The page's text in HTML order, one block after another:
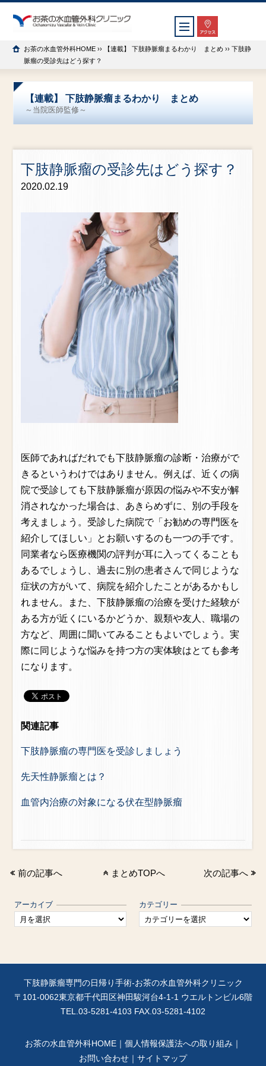
お茶の水血管外科HOME ›› 【連載】 下肢静脈瘤まるわかり まとめ ›› 下肢静
脈瘤の受診先はどう探す？
【連載】 下肢静脈瘤まるわかり まとめ
～当院医師監修～
下肢静脈瘤の受診先はどう探す？
2020.02.19
医師であればだれでも下肢静脈瘤の診断・治療がで
きるというわけではありません。例えば、近くの病
院で受診しても下肢静脈瘤が原因の悩みや不安が解
消されなかった場合は、あきらめずに、別の手段を
考えましょう。受診した病院で「お勧めの専門医を
紹介してほしい」とお願いするのも一つの手です。
同業者なら医療機関の評判が耳に入ってくることも
あるでしょうし、過去に別の患者さんで同じような
症状の方がいて、病院を紹介したことがあるかもし
れません。また、下肢静脈瘤の治療を受けた経験が
ある方が近くにいるかどうか、親類や友人、職場の
方など、周囲に聞いてみることもよいでしょう。実
際に同じような悩みを持つ方の実体験はとても参考
になります。
関連記事
下肢静脈瘤の専門医を受診しましょう
先天性静脈瘤とは？
血管内治療の対象になる伏在型静脈瘤
前の記事へ まとめTOPへ 次の記事へ
アーカイブ カテゴリー
下肢静脈瘤専門の日帰り手術-お茶の水血管外科クリニック
〒101-0062東京都千代田区神田駿河台4-1-1 ウエルトンビル6階
TEL.03-5281-4103 FAX.03-5281-4102
お茶の水血管外科HOME ｜ 個人情報保護法への取り組み ｜
お問い合わせ ｜ サイトマップ